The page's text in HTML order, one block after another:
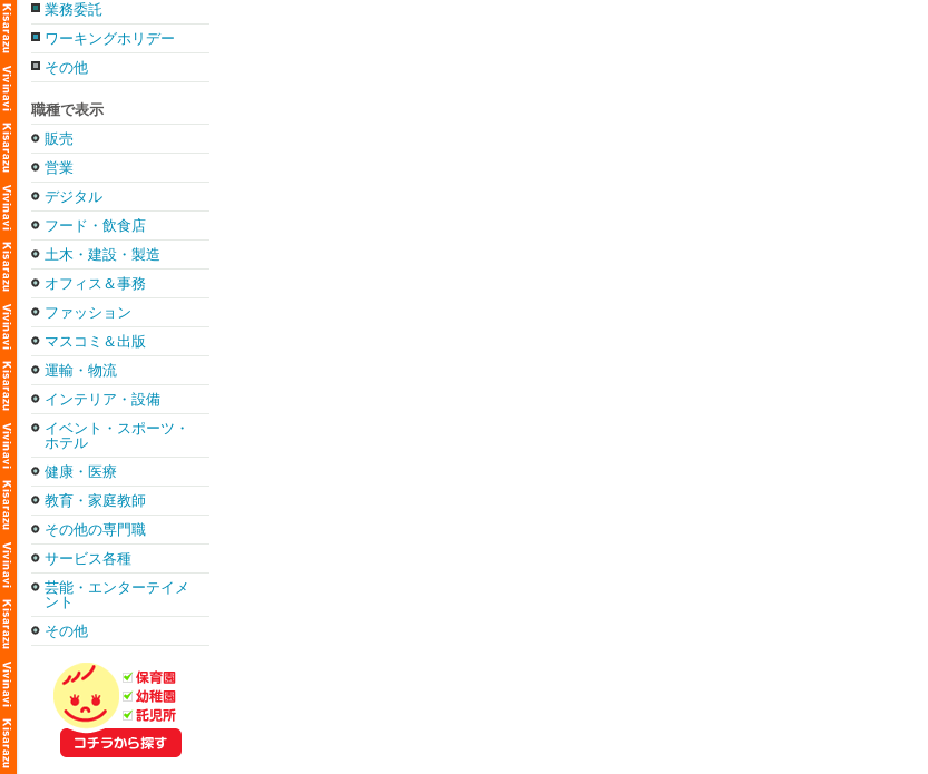
業務委託
ワーキングホリデー
その他
職種で表示
販売
営業
デジタル
フード・飲食店
土木・建設・製造
オフィス＆事務
ファッション
マスコミ＆出版
運輸・物流
インテリア・設備
イベント・スポーツ・
ホテル
健康・医療
教育・家庭教師
その他の専門職
サービス各種
芸能・エンターテイメ
ント
その他